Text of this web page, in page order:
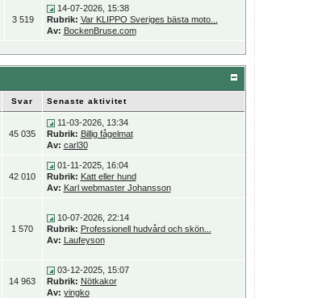
3 519
14-07-2026, 15:38
Rubrik: Var KLIPPO Sveriges bästa moto...
Av: BockenBruse.com
Svar Senaste aktivitet
45 035
11-03-2026, 13:34
Rubrik: Billig fågelmat
Av: carl30
42 010
01-11-2025, 16:04
Rubrik: Katt eller hund
Av: Karl webmaster Johansson
1 570
10-07-2026, 22:14
Rubrik: Professionell hudvård och skön...
Av: Laufeyson
14 963
03-12-2025, 15:07
Rubrik: Nötkakor
Av: yingko